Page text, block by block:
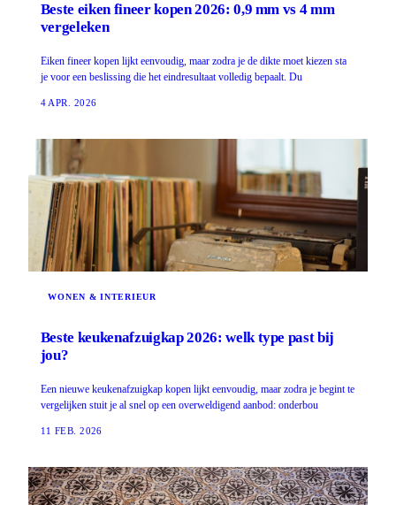
Beste eiken fineer kopen 2026: 0,9 mm vs 4 mm
vergeleken
Eiken fineer kopen lijkt eenvoudig, maar zodra je de dikte moet kiezen sta
je voor een beslissing die het eindresultaat volledig bepaalt. Du
4 APR. 2026
WONEN & INTERIEUR
Beste keukenafzuigkap 2026: welk type past bij
jou?
Een nieuwe keukenafzuigkap kopen lijkt eenvoudig, maar zodra je begint te
vergelijken stuit je al snel op een overweldigend aanbod: onderbou
11 FEB. 2026